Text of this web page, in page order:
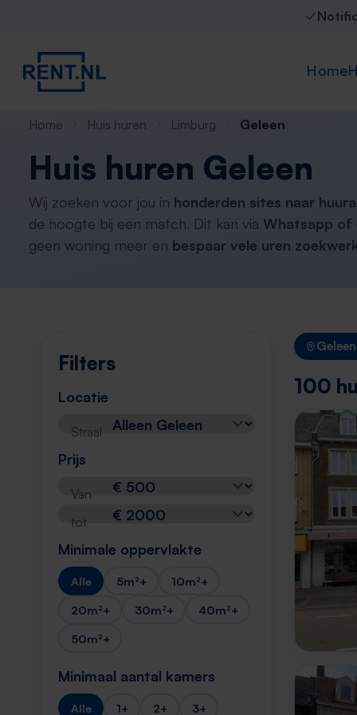
Home
Home Huis huren Limburg Geleen
Huis huren Geleen
Wij zoeken voor jou in honderden sites naar
de hoogte bij een match. Dit kan via Whatsapp of
geen woning meer en bespaar vele uren
Filters
Locatie
Straal
Prijs
Van
tot
Minimale oppervlakte
Alle 5m²+
10m²+
20m²+
30m²+
40m²+
50m²+
Minimaal aantal kamers
Alle 1+ 2+ 3+
Geleen
100